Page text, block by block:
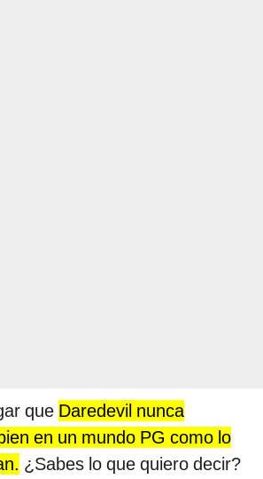
que Daredevil nunca
en un mundo PG como lo
¿Sabes lo que quiero decir?